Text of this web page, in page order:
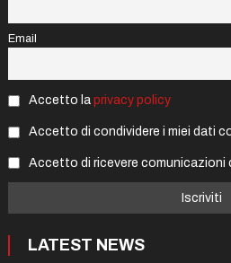
Email
Accetto la privacy policy
Accetto di condividere i miei dati
Accetto di ricevere comunicazioni
LATEST NEWS